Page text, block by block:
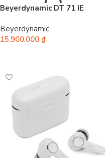
Beyerdynamic DT 71 IE
Beyerdynamic
15.900.000 ₫